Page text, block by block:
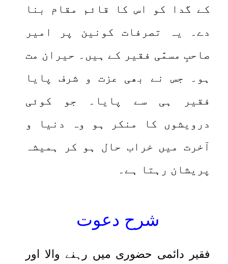
کے گدا کو اس کا قائم مقام بنا
دے۔ یہ تصرفات کونین پر امیر
صاحبِ مسمّٰی فقیر کے ہیں۔ حیران مت
ہو۔ جس نے بھی عزت و شرف پایا
فقیر ہی سے پایا۔ جو کوئی
درویشوں کا منکر ہو وہ دنیا و
آخرت میں خراب حال ہو کر ہمیشہ
پریشان رہتا ہے۔
شرح دعوت
فقیر دائمی حضوری میں رہنے والا اور